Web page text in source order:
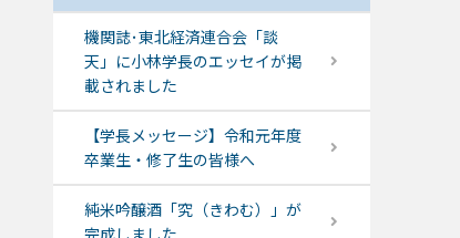
機関誌･東北経済連合会「談
天」に小林学長のエッセイが掲
載されました
【学長メッセージ】令和元年度
卒業生・修了生の皆様へ
純米吟醸酒「究（きわむ）」が